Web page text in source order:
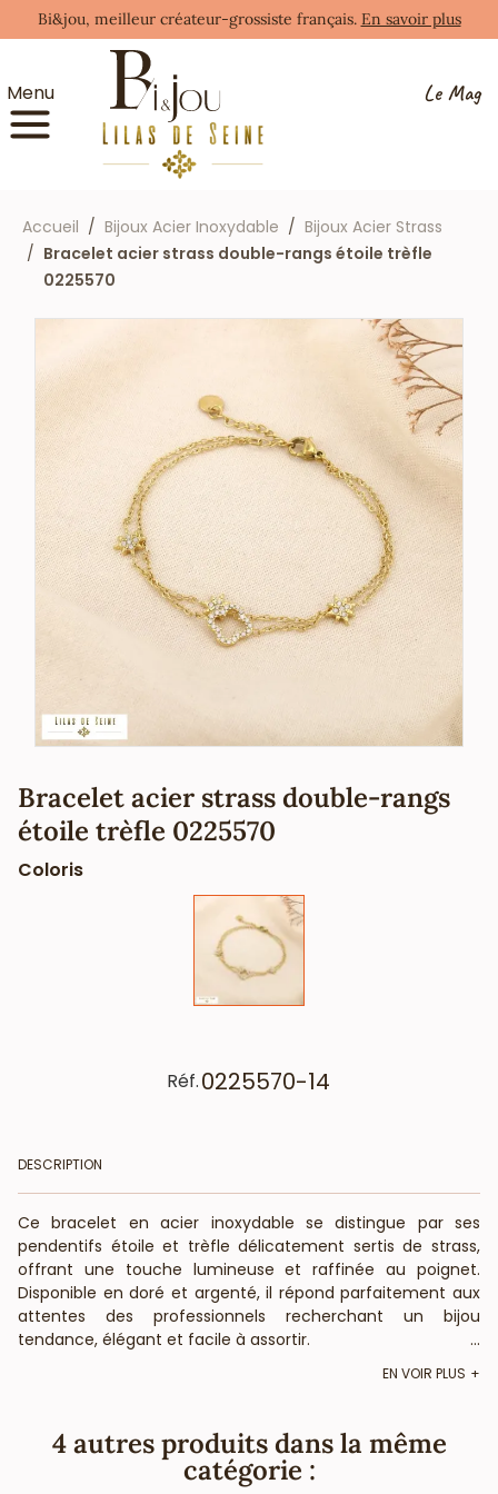
Bi&jou, meilleur créateur-grossiste français. En savoir plus
Menu Le Mag
Accueil Bijoux Acier Inoxydable
Bijoux Acier Strass
Bracelet acier strass double-rangs étoile trèfle
0225570
Bracelet acier strass double-rangs
étoile trèfle 0225570
Coloris
Réf.0225570-14
DESCRIPTION
Ce bracelet en acier inoxydable se distingue par ses
pendentifs étoile et trèfle délicatement sertis de strass,
offrant une touche lumineuse et raffinée au poignet.
Disponible en doré et argenté, il répond parfaitement aux
attentes des professionnels recherchant un bijou
tendance, élégant et facile à assortir.
Ornements : pendentifs étoile et trèfle pavés de strass
Couleurs disponibles : doré et argenté
Longueur déployée : environ 15 cm
...
EN VOIR PLUS
4 autres produits dans la même
catégorie :